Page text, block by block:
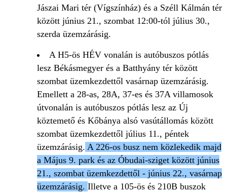
Jászai Mari tér (Vígszínház) és a Széll Kálmán tér
között június 21., szombat 12:00-tól július 30.,
szerda üzemzárásig.
A H5-ös HÉV vonalán is autóbuszos pótlás
lesz Békásmegyer és a Batthyány tér között
szombat üzemkezdettől vasárnap üzemzárásig.
Emellett a 28-as, 28A, 37-es és 37A villamosok
útvonalán is autóbuszos pótlás lesz az Új
köztemető és Kőbánya alsó vasútállomás között
szombat üzemkezdettől július 11., péntek
üzemzárásig. A 226-os busz nem közlekedik majd
a Május 9. park és az Óbudai-sziget között június
21., szombat üzemkezdettől - június 22., vasárnap
üzemzárásig. Illetve a 105-ös és 210B buszok